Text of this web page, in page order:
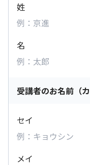
姓
名
受講者のお名前（カ
セイ
メイ